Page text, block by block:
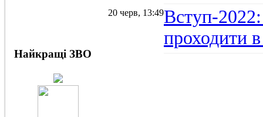
20 черв, 13:49Вступ-
проходити в
Найкращі ЗВО